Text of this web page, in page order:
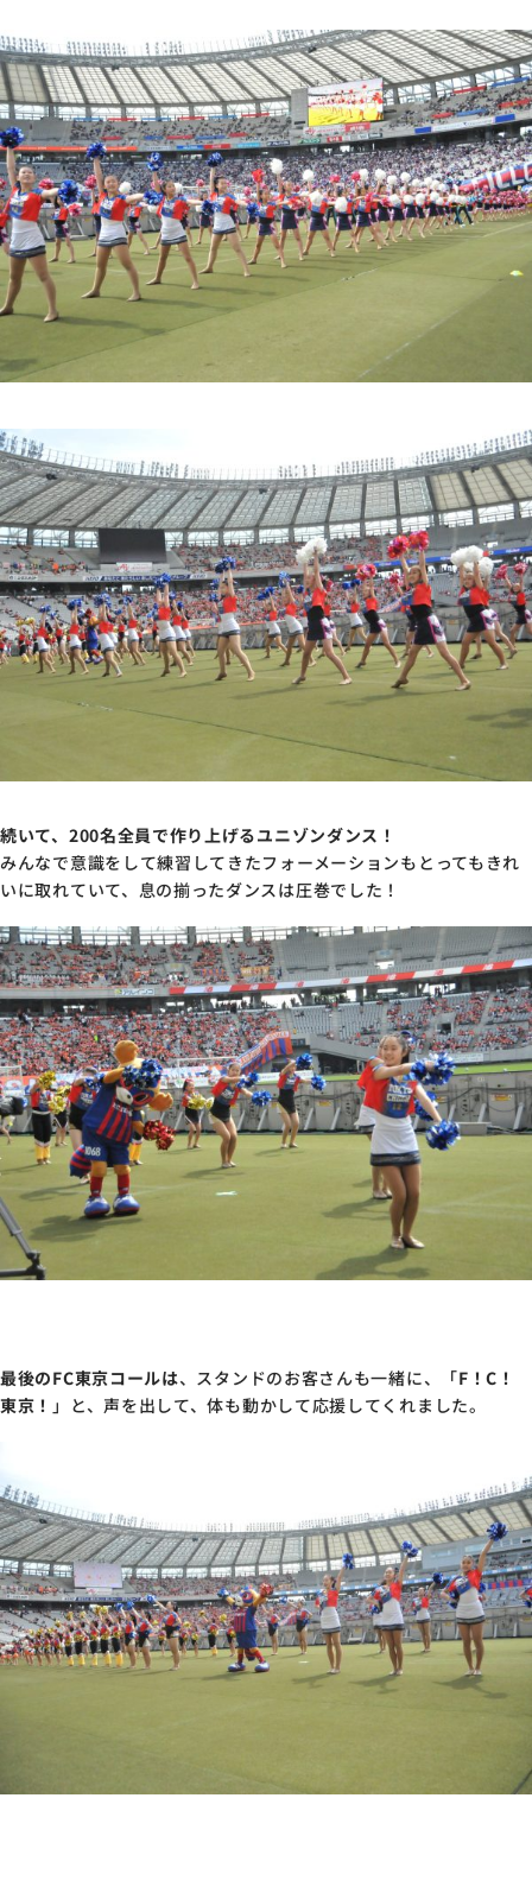
続いて、200名全員で作り上げるユニゾンダンス！
みんなで意識をして練習してきたフォーメーションもとってもきれ
いに取れていて、息の揃ったダンスは圧巻でした！
最後のFC東京コールは、スタンドのお客さんも一緒に、「F！C！
東京！ 」と、声を出して、体も動かして応援してくれました。